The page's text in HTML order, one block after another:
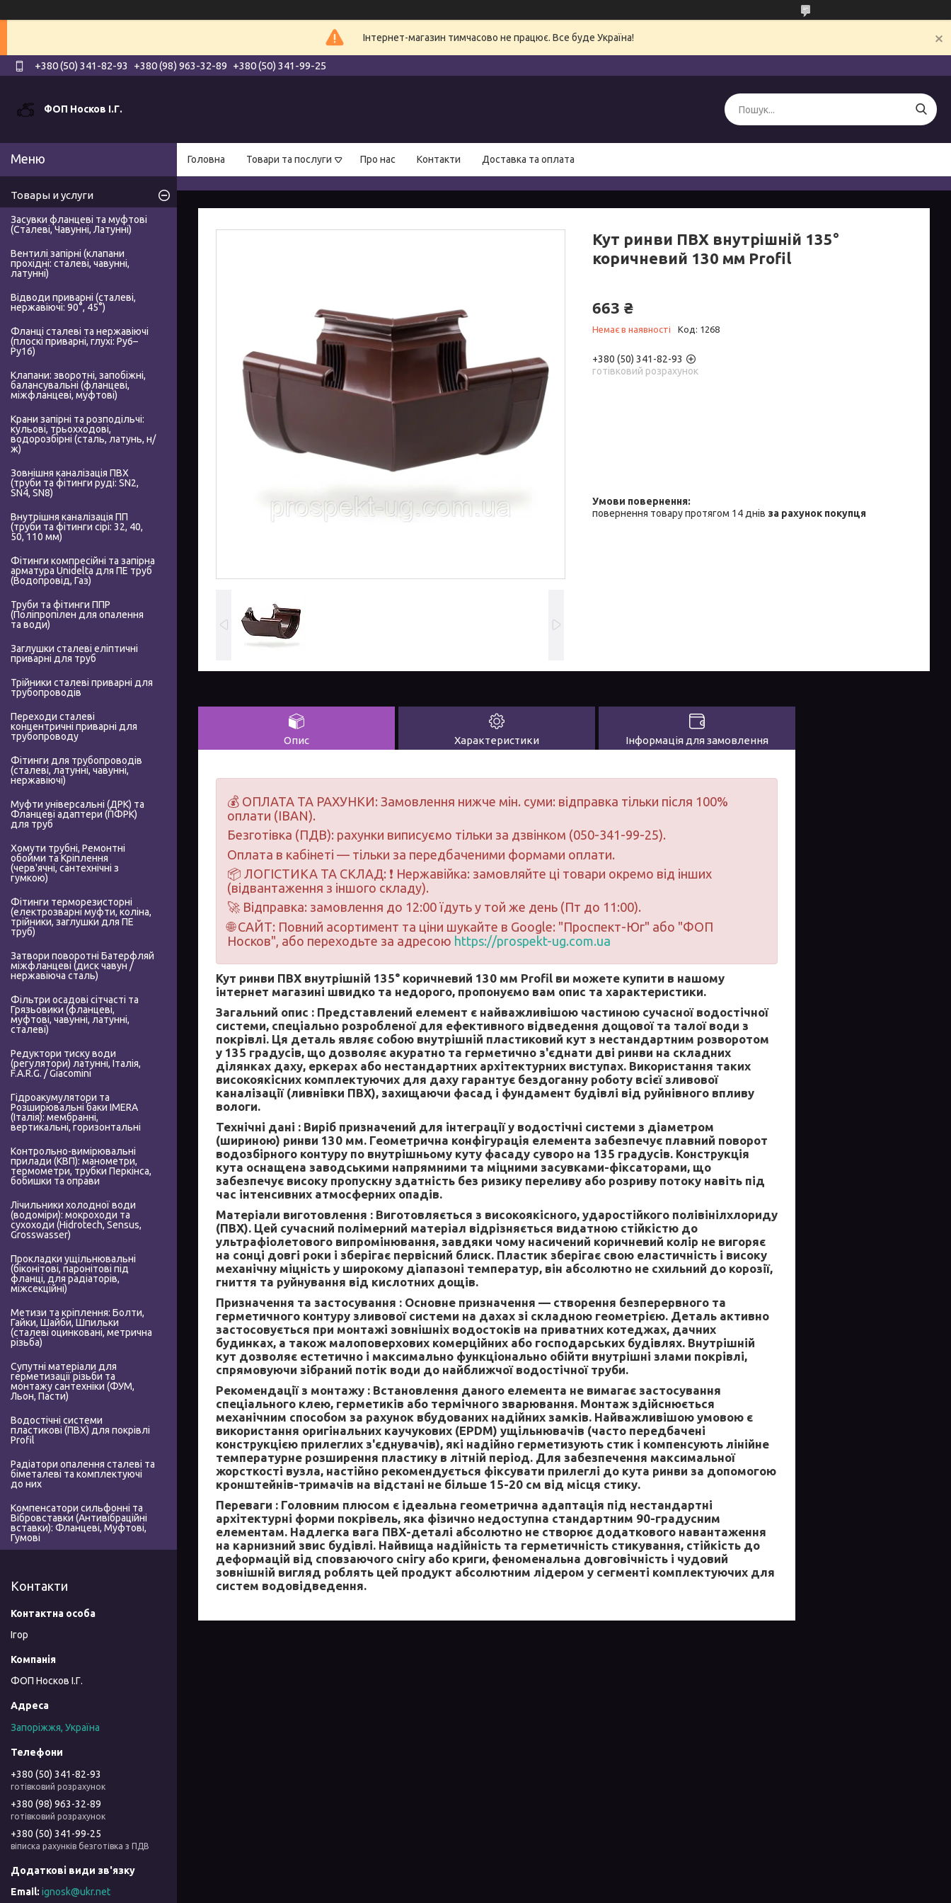
Інтернет-магазин тимчасово не працює. Все буде Україна!
+380 (50) 341-82-93 +380 (98) 963-32-89 +380 (50) 341-99-25
ФОП Носков І.Г.
Головна Товари та послуги Про нас Контакти Доставка та оплата
Кут ринви ПВХ внутрішній 135°
коричневий 130 мм Profil
663 ₴
Немає в наявності Код: 1268
+380 (50) 341-82-93
готівковий розрахунок
повернення товару протягом 14 днів за рахунок покупця
Опис Характеристики Інформація для замовлення
💰 ОПЛАТА ТА РАХУНКИ: Замовлення нижче мін. суми: відправка тільки після 100%
оплати (IBAN).
Безготівка (ПДВ): рахунки виписуємо тільки за дзвінком (050-341-99-25).
Оплата в кабінеті — тільки за передбаченими формами оплати.
📦 ЛОГІСТИКА ТА СКЛАД: ❗ Нержавійка: замовляйте ці товари окремо від інших
(відвантаження з іншого складу).
🚀 Відправка: замовлення до 12:00 їдуть у той же день (Пт до 11:00).
🌐 САЙТ: Повний асортимент та ціни шукайте в Google: "Проспект-Юг" або "ФОП
Носков", або переходьте за адресою https://prospekt-ug.com.ua
Кут ринви ПВХ внутрішній 135° коричневий 130 мм Profil ви можете купити в нашому
інтернет магазині швидко та недорого, пропонуємо вам опис та характеристики.
Загальний опис : Представлений елемент є найважливішою частиною сучасної водостічної
системи, спеціально розробленої для ефективного відведення дощової та талої води з
покрівлі. Ця деталь являє собою внутрішній пластиковий кут з нестандартним розворотом
у 135 градусів, що дозволяє акуратно та герметично з'єднати дві ринви на складних
ділянках даху, еркерах або нестандартних архітектурних виступах. Використання таких
високоякісних комплектуючих для даху гарантує бездоганну роботу всієї зливової
каналізації (ливнівки ПВХ), захищаючи фасад і фундамент будівлі від руйнівного впливу
вологи.
Технічні дані : Виріб призначений для інтеграції у водостічні системи з діаметром
(шириною) ринви 130 мм. Геометрична конфігурація елемента забезпечує плавний поворот
водозбірного контуру по внутрішньому куту фасаду суворо на 135 градусів. Конструкція
кута оснащена заводськими напрямними та міцними засувками-фіксаторами, що
забезпечує високу пропускну здатність без ризику переливу або розриву потоку навіть під
час інтенсивних атмосферних опадів.
Матеріали виготовлення : Виготовляється з високоякісного, ударостійкого полівінілхлориду
(ПВХ). Цей сучасний полімерний матеріал відрізняється видатною стійкістю до
ультрафіолетового випромінювання, завдяки чому насичений коричневий колір не вигоряє
на сонці довгі роки і зберігає первісний блиск. Пластик зберігає свою еластичність і високу
механічну міцність у широкому діапазоні температур, він абсолютно не схильний до корозії,
гниття та руйнування від кислотних дощів.
Призначення та застосування : Основне призначення — створення безперервного та
герметичного контуру зливової системи на дахах зі складною геометрією. Деталь активно
застосовується при монтажі зовнішніх водостоків на приватних котеджах, дачних
будинках, а також малоповерхових комерційних або господарських будівлях. Внутрішній
кут дозволяє естетично і максимально функціонально обійти внутрішні злами покрівлі,
спрямовуючи зібраний потік води до найближчої водостічної труби.
Рекомендації з монтажу : Встановлення даного елемента не вимагає застосування
спеціального клею, герметиків або термічного зварювання. Монтаж здійснюється
механічним способом за рахунок вбудованих надійних замків. Найважливішою умовою є
використання оригінальних каучукових (EPDM) ущільнювачів (часто передбачені
конструкцією прилеглих з'єднувачів), які надійно герметизують стик і компенсують лінійне
температурне розширення пластику в літній період. Для забезпечення максимальної
жорсткості вузла, настійно рекомендується фіксувати прилеглі до кута ринви за допомогою
кронштейнів-тримачів на відстані не більше 15-20 см від місця стику.
Переваги : Головним плюсом є ідеальна геометрична адаптація під нестандартні
архітектурні форми покрівель, яка фізично недоступна стандартним 90-градусним
елементам. Надлегка вага ПВХ-деталі абсолютно не створює додаткового навантаження
на карнизний звис будівлі. Найвища надійність та герметичність стикування, стійкість до
деформацій від сповзаючого снігу або криги, феноменальна довговічність і чудовий
зовнішній вигляд роблять цей продукт абсолютним лідером у сегменті комплектуючих для
систем водовідведення.
Товары и услуги
Засувки фланцеві та муфтові
(Сталеві, Чавунні, Латунні)
Вентилі запірні (клапани
прохідні: сталеві, чавунні,
латунні)
Відводи приварні (сталеві,
нержавіючі: 90°, 45°)
Фланці сталеві та нержавіючі
(плоскі приварні, глухі: Ру6–
Ру16)
Клапани: зворотні, запобіжні,
балансувальні (фланцеві,
міжфланцеві, муфтові)
Крани запірні та розподільчі:
кульові, трьохходові,
водорозбірні (сталь, латунь, н/
ж)
Зовнішня каналізація ПВХ
(труби та фітинги руді: SN2,
SN4, SN8)
Внутрішня каналізація ПП
(труби та фітинги сірі: 32, 40,
50, 110 мм)
Фітинги компресійні та запірна
арматура Unidelta для ПЕ труб
(Водопровід, Газ)
Труби та фітинги ППР
(Поліпропілен для опалення
та води)
Заглушки сталеві еліптичні
приварні для труб
Трійники сталеві приварні для
трубопроводів
Переходи сталеві
концентричні приварні для
трубопроводу
Фітинги для трубопроводів
(сталеві, латунні, чавунні,
нержавіючі)
Муфти універсальні (ДРК) та
Фланцеві адаптери (ПФРК)
для труб
Хомути трубні, Ремонтні
обойми та Кріплення
(черв'ячні, сантехнічні з
гумкою)
Фітинги терморезисторні
(електрозварні муфти, коліна,
трійники, заглушки для ПЕ
труб)
Затвори поворотні Батерфляй
міжфланцеві (диск чавун /
нержавіюча сталь)
Фільтри осадові сітчасті та
Грязьовики (фланцеві,
муфтові, чавунні, латунні,
сталеві)
Редуктори тиску води
(регулятори) латунні, Італія,
F.A.R.G. / Giacomini
Гідроакумулятори та
Розширювальні баки IMERA
(Італія): мембранні,
вертикальні, горизонтальні
Контрольно-вимірювальні
прилади (КВП): манометри,
термометри, трубки Перкінса,
бобишки та оправи
Лічильники холодної води
(водоміри): мокроходи та
сухоходи (Hidrotech, Sensus,
Grosswasser)
Прокладки ущільнювальні
(біконітові, паронітові під
фланці, для радіаторів,
міжсекційні)
Метизи та кріплення: Болти,
Гайки, Шайби, Шпильки
(сталеві оцинковані, метрична
різьба)
Супутні матеріали для
герметизації різьби та
монтажу сантехніки (ФУМ,
Льон, Пасти)
Водостічні системи
пластикові (ПВХ) для покрівлі
Profil
Радіатори опалення сталеві та
біметалеві та комплектуючі
до них
Компенсатори сильфонні та
Вібровставки (Антивібраційні
вставки): Фланцеві, Муфтові,
Гумові
Контакти
Ігор
ФОП Носков І.Г.
Запоріжжя, Україна
+380 (50) 341-82-93
готівковий розрахунок
+380 (98) 963-32-89
готівковий розрахунок
+380 (50) 341-99-25
віписка рахунків безготівка з ПДВ
ignosk@ukr.net